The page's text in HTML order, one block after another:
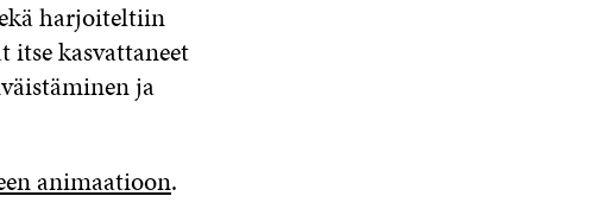
harjoiteltiin
itse kasvattaneet
ja
animaatioon.